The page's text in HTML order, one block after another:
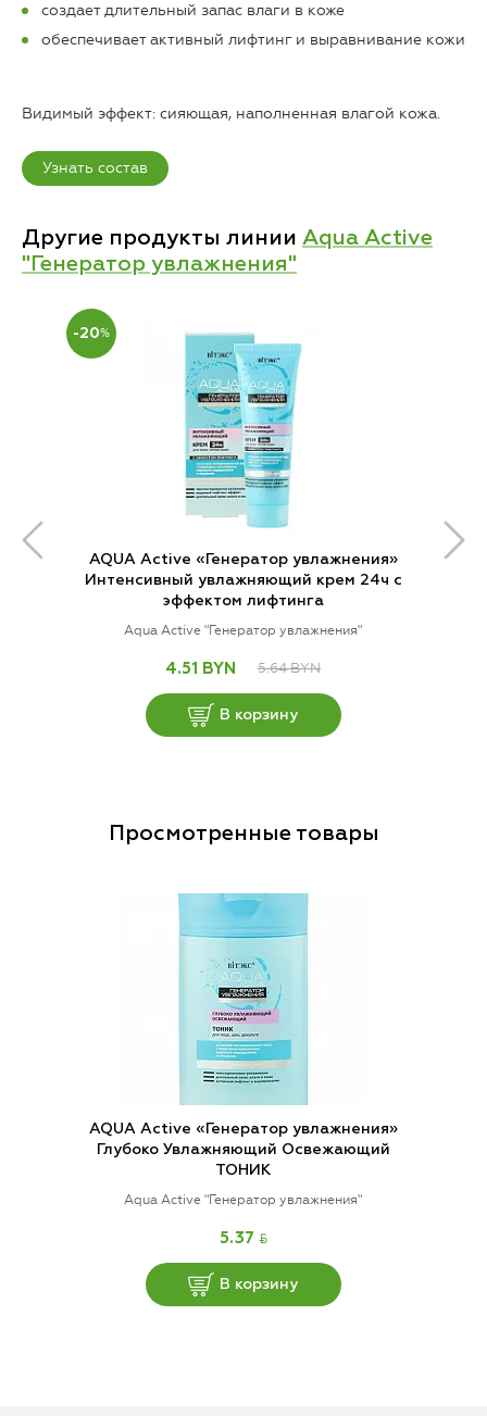
создает длительный запас влаги в коже
обеспечивает активный лифтинг и выравнивание кожи
Видимый эффект: сияющая, наполненная влагой кожа.
Узнать состав
Другие продукты линии Aqua Active
"Генератор увлажнения"
-20%
AQUA Active «Генератор увлажнения»
Интенсивный увлажняющий крем 24ч с
эффектом лифтинга
Aqua Active "Генератор увлажнения"
4.51 BYN 5.64 BYN
В корзину
Просмотренные товары
AQUA Active «Генератор увлажнения»
Глубоко Увлажняющий Освежающий
ТОНИК
Aqua Active "Генератор увлажнения"
5.37 BYN
В корзину